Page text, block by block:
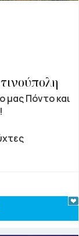
μας Πόντο και